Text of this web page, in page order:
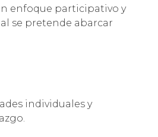
enfoque participativo y
se pretende abarcar
individuales y